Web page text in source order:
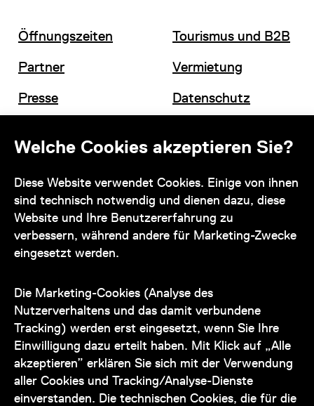
Welche Cookies akzeptieren Sie?
Diese Website verwendet Cookies. Einige von ihnen
sind technisch notwendig und dienen dazu, diese
Website und Ihre Benutzererfahrung zu
verbessern, während andere für Marketing-Zwecke
eingesetzt werden.
Die Marketing-Cookies (Analyse des
Nutzerverhaltens und das damit verbundene
Tracking) werden erst eingesetzt, wenn Sie Ihre
Einwilligung dazu erteilt haben. Mit Klick auf „Alle
akzeptieren” erklären Sie sich mit der Verwendung
aller Cookies und Tracking/Analyse-Dienste
einverstanden. Die technischen Cookies, die für die
Öffnungszeiten
Partner
Presse
Tourismus und B2B
Vermietung
Datenschutz
Kontakt
zu den Öffnungszeiten des Museums
auch telefonisch zur Verfügung:
+43 1 505 87 47 85173
service@wienmuseum.at